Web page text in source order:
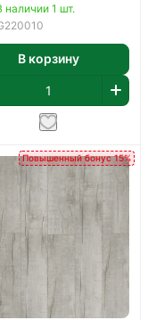
наличии 1 шт.
В корзину
Повышенный бонус 15%